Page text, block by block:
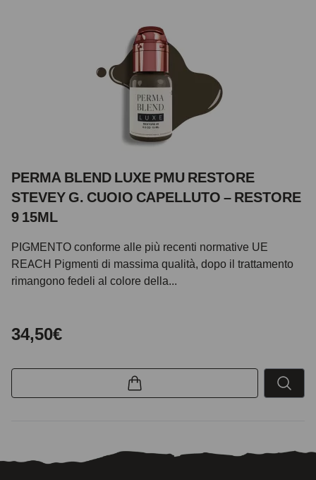
PERMA BLEND LUXE PMU RESTORE
STEVEY G. CUOIO CAPELLUTO – RESTORE
9 15ML
PIGMENTO conforme alle più recenti normative UE
REACH Pigmenti di massima qualità, dopo il trattamento
rimangono fedeli al colore della...
34,50€